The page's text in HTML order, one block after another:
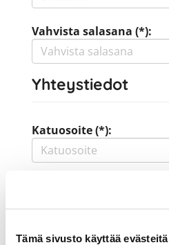
Tämä sivusto käyttää evästeitä
Vahvista salasana (*):
Yhteystiedot
Katuosoite (*):
Maa (*):